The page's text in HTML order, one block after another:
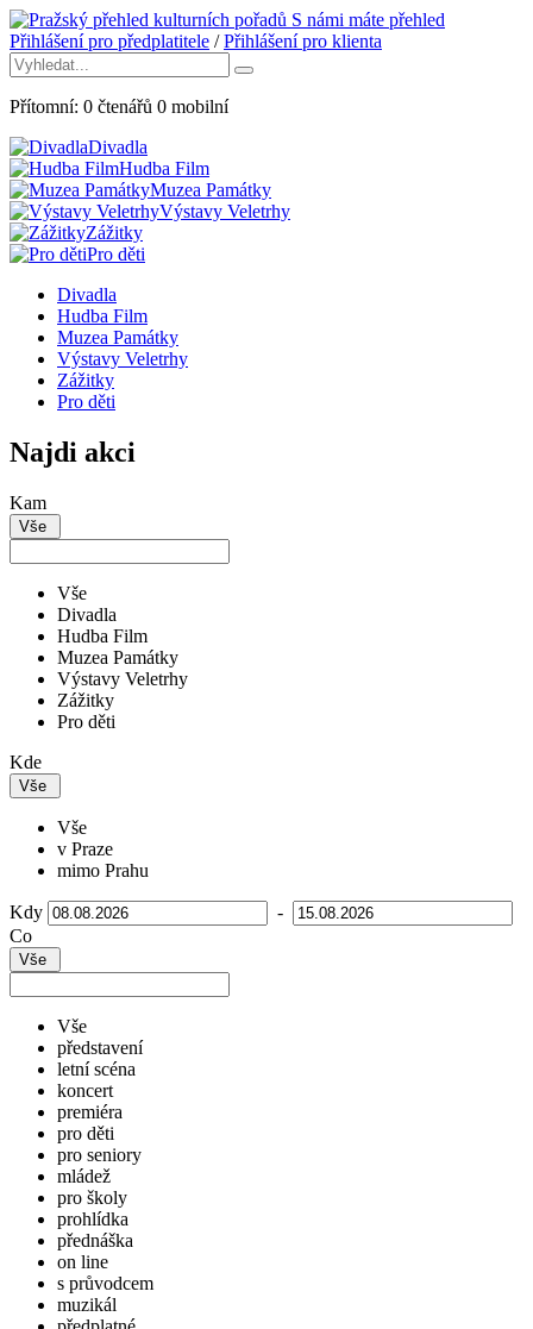
S námi máte přehled
Přihlášení pro předplatitele /Přihlášení pro klienta
Přítomní: 0 čtenářů 0 mobilní
Divadla
Hudba Film
Muzea Památky
Výstavy Veletrhy
Zážitky
Pro děti
Divadla
Hudba Film
Muzea Památky
Výstavy Veletrhy
Zážitky
Pro děti
Najdi akci
Kam
Vše
Vše
Divadla
Hudba Film
Muzea Památky
Výstavy Veletrhy
Zážitky
Pro děti
Kde
Vše
Vše
v Praze
mimo Prahu
Kdy
-
Co
Vše
Vše
představení
letní scéna
koncert
premiéra
pro děti
pro seniory
mládež
pro školy
prohlídka
přednáška
on line
s průvodcem
muzikál